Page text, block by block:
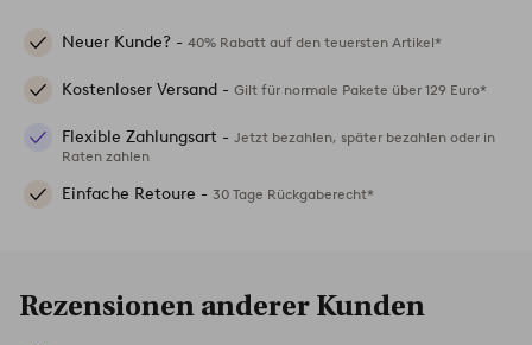
Neuer Kunde? - 40% Rabatt auf den teuersten Artikel*
Kostenloser Versand - Gilt für normale Pakete über 129 Euro*
Flexible Zahlungsart - Jetzt bezahlen, später bezahlen oder in
Raten zahlen
Einfache Retoure - 30 Tage Rückgaberecht*
Rezensionen anderer Kunden